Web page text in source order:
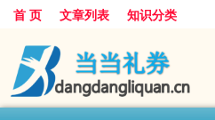
首 页 文章列表 知识分类